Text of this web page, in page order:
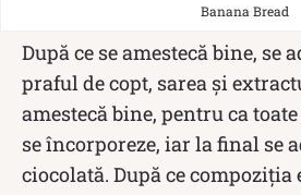
Banana Bread
După ce se amestecă bine, se
praful de copt, sarea și
amestecă bine, pentru ca
se încorporeze, iar la final se
ciocolată. După ce compoziția